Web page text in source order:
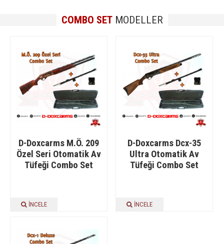
COMBO SETMODELLER
D-Doxcarms M.Ö. 209
Özel Seri Otomatik Av
Tüfeği Combo Set
İNCELE
D-Doxcarms Dcx-35
Ultra Otomatik Av
Tüfeği Combo Set
İNCELE